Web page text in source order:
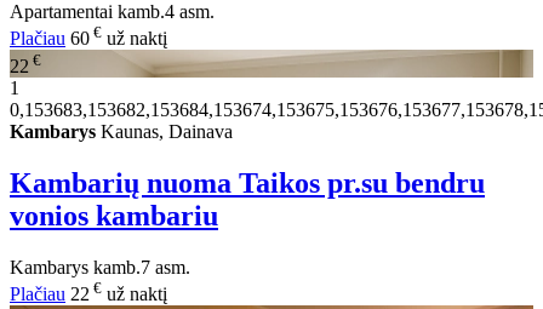
Apartamentai kamb.4 asm.
Plačiau 60 € už naktį
22 €
1
Kambarys Kaunas, Dainava
Kambarių nuoma Taikos pr.su bendru
vonios kambariu
Kambarys kamb.7 asm.
Plačiau 22 € už naktį